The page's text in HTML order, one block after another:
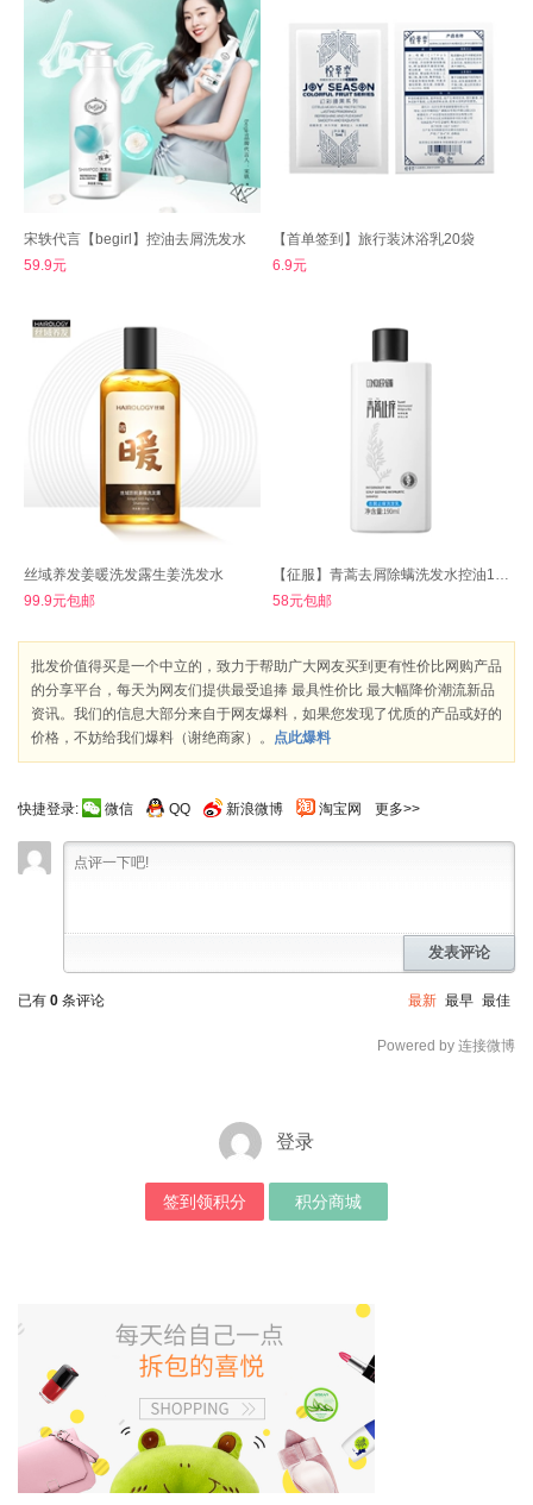
宋轶代言【begirl】控油去屑洗发水
59.9元
【首单签到】旅行装沐浴乳20袋
6.9元
丝域养发姜暖洗发露生姜洗发水
99.9元包邮
【征服】青蒿去屑除螨洗发水控油190ml
58元包邮
批发价值得买是一个中立的，致力于帮助广大网友买到更有性价比网购产品
的分享平台，每天为网友们提供最受追捧 最具性价比 最大幅降价潮流新品
资讯。我们的信息大部分来自于网友爆料，如果您发现了优质的产品或好的
价格，不妨给我们爆料（谢绝商家）。 点此爆料
快捷登录: 微信 QQ 新浪微博 淘宝网 更多>>
发表评论
已有 0 条评论 最新 最早 最佳
Powered by 连接微博
登录
签到领积分 积分商城